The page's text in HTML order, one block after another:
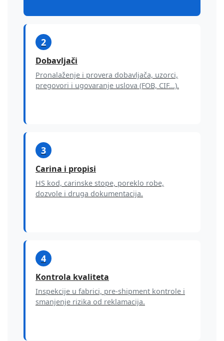
2
Dobavljači
Pronalaženje i provera dobavljača, uzorci,
pregovori i ugovaranje uslova (FOB, CIF...).
3
Carina i propisi
HS kod, carinske stope, poreklo robe,
dozvole i druga dokumentacija.
4
Kontrola kvaliteta
Inspekcije u fabrici, pre-shipment kontrole i
smanjenje rizika od reklamacija.